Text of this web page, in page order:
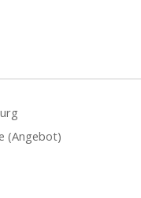
(Angebot)